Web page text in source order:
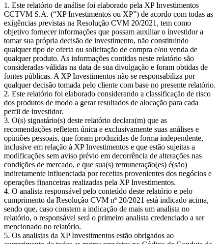
Este relatório de análise foi elaborado pela XP Investimentos
CCTVM S.A. (“XP Investimentos ou XP”) de acordo com todas as
exigências previstas na Resolução CVM 20/2021, tem como
objetivo fornecer informações que possam auxiliar o investidor a
tomar sua própria decisão de investimento, não constituindo
qualquer tipo de oferta ou solicitação de compra e/ou venda de
qualquer produto. As informações contidas neste relatório são
consideradas válidas na data de sua divulgação e foram obtidas de
fontes públicas. A XP Investimentos não se responsabiliza por
qualquer decisão tomada pelo cliente com base no presente relatório.
Este relatório foi elaborado considerando a classificação de risco
dos produtos de modo a gerar resultados de alocação para cada
perfil de investidor.
O(s) signatário(s) deste relatório declara(m) que as
recomendações refletem única e exclusivamente suas análises e
opiniões pessoais, que foram produzidas de forma independente,
inclusive em relação à XP Investimentos e que estão sujeitas a
modificações sem aviso prévio em decorrência de alterações nas
condições de mercado, e que sua(s) remuneração(es) é(são)
indiretamente influenciada por receitas provenientes dos negócios e
operações financeiras realizadas pela XP Investimentos.
O analista responsável pelo conteúdo deste relatório e pelo
cumprimento da Resolução CVM nº 20/2021 está indicado acima,
sendo que, caso constem a indicação de mais um analista no
relatório, o responsável será o primeiro analista credenciado a ser
mencionado no relatório.
Os analistas da XP Investimentos estão obrigados ao